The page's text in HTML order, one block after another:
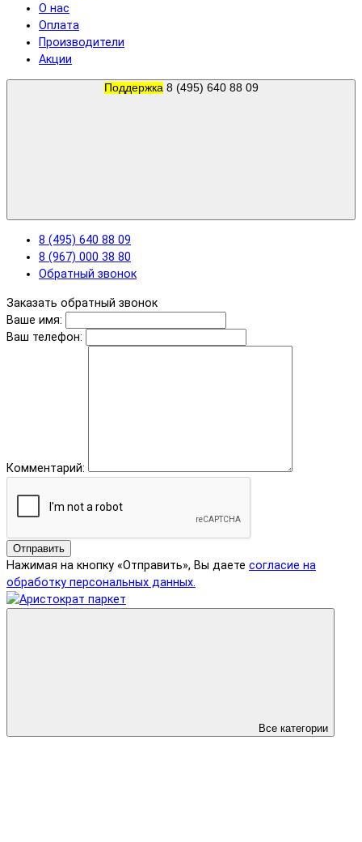
О нас
Оплата
Производители
Акции
Поддержка 8 (495) 640 88 09
8 (495) 640 88 09
8 (967) 000 38 80
Обратный звонок
Заказать обратный звонок
Ваше имя:
Ваш телефон:
Комментарий:
Отправить
Нажимая на кнопку «Отправить», Вы даете согласие на
обработку персональных данных.
Все категории